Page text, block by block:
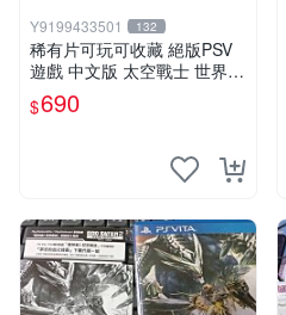
Y9199433501 132
稀有片可玩可收藏 絕版PSV
遊戲 中文版 太空戰士 世界
中文版
$690